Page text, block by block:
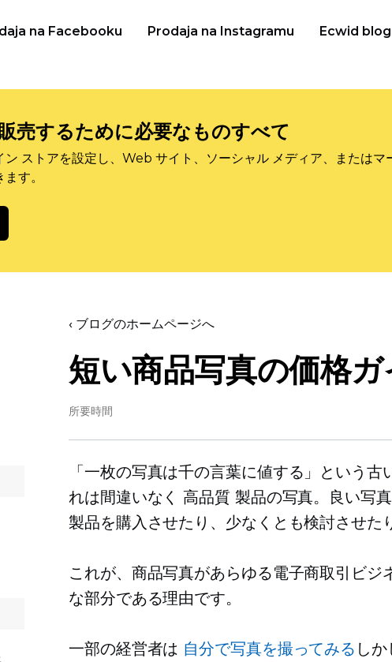
na Facebooku Prodaja na Instagramu Ecwid blog
売するために必要なものすべて
ン ストアを設定し、Web サイト、ソーシャル メディア、またはマ
す。
‹ ブログのホームページへ
短い商品写真の価格ガ
所要時間
「一枚の写真は千の言葉に値する」という古
れは間違いなく 高品質 製品の写真。良い写
製品を購入させたり、少なくとも検討させた
これが、商品写真があらゆる電子商取引ビジ
な部分である理由です。
一部の経営者は 自分で写真を撮ってみる し